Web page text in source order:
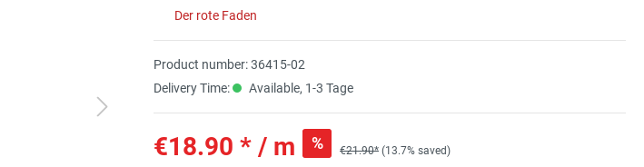
Der rote Faden
Product number:36415-02
Delivery Time:
Available, 1-3 Tage
€18.90 * / m % €21.90* (13.7% saved)